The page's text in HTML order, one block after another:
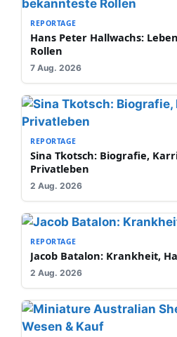
REPORTAGE
Hans Peter Hallwachs:
Rollen
7 Aug. 2026
REPORTAGE
Sina Tkotsch: Biografie,
Privatleben
2 Aug. 2026
REPORTAGE
Jacob Batalon: Krankheit,
2 Aug. 2026